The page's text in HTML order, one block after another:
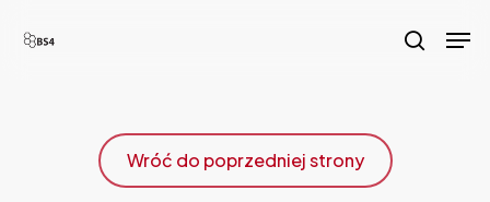
search
Wróć do poprzedniej strony